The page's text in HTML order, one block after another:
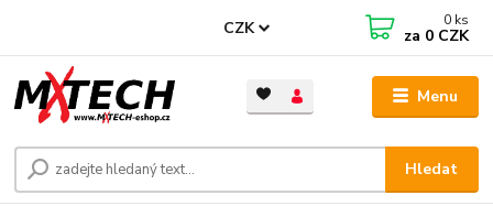
Menu
CZK
Hledat
0 ks
za 0 CZK